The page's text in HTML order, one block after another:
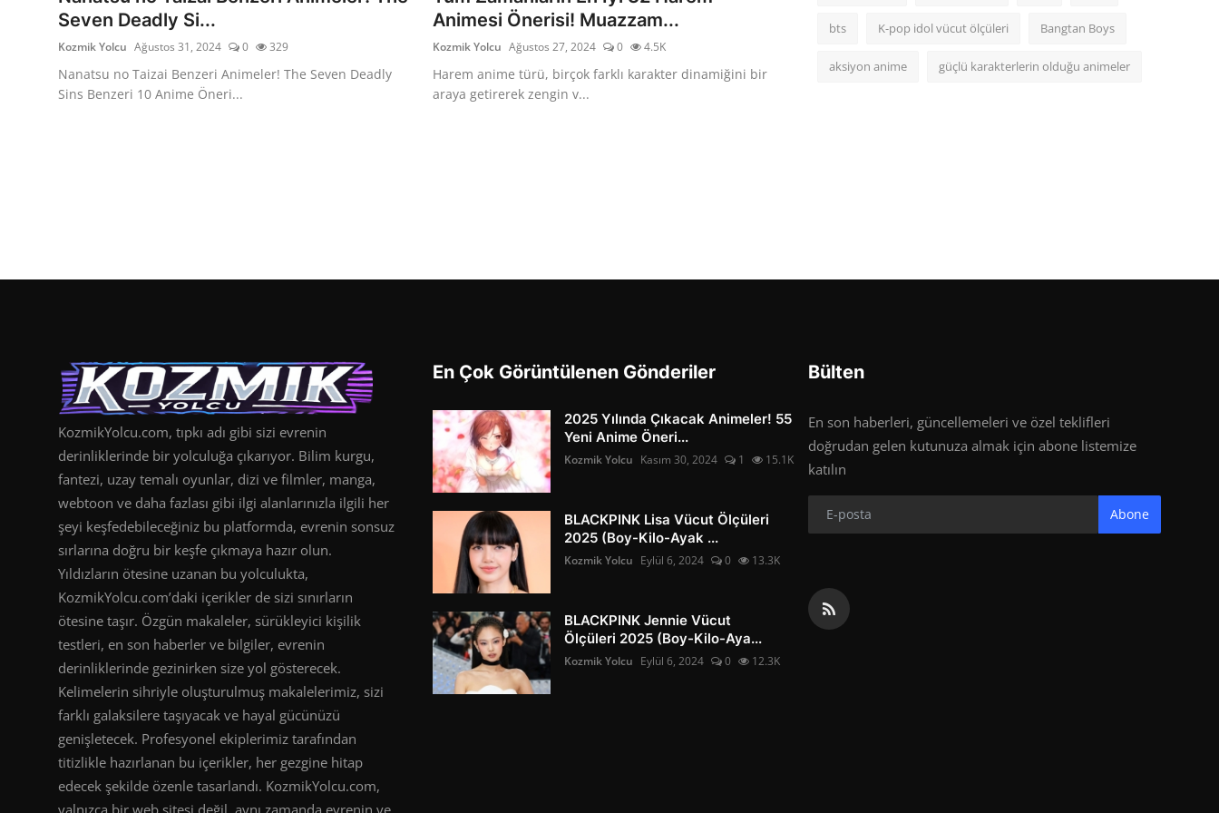
Seven Deadly Si...
Kozmik Yolcu Ağustos 31, 2024 0 329
Nanatsu no Taizai Benzeri Animeler! The Seven Deadly
Sins Benzeri 10 Anime Öneri...
Animesi Önerisi! Muazzam...
Kozmik Yolcu Ağustos 27, 2024 0 4.5K
Harem anime türü, birçok farklı karakter dinamiğini bir
araya getirerek zengin v...
bts K-pop idol vücut ölçüleri Bangtan Boys
aksiyon anime güçlü karakterlerin olduğu animeler
KozmikYolcu.com, tıpkı adı gibi sizi evrenin
derinliklerinde bir yolculuğa çıkarıyor. Bilim kurgu,
fantezi, uzay temalı oyunlar, dizi ve filmler, manga,
webtoon ve daha fazlası gibi ilgi alanlarınızla ilgili her
şeyi keşfedebileceğiniz bu platformda, evrenin sonsuz
sırlarına doğru bir keşfe çıkmaya hazır olun.
Yıldızların ötesine uzanan bu yolculukta,
KozmikYolcu.com’daki içerikler de sizi sınırların
ötesine taşır. Özgün makaleler, sürükleyici kişilik
testleri, en son haberler ve bilgiler, evrenin
derinliklerinde gezinirken size yol gösterecek.
Kelimelerin sihriyle oluşturulmuş makalelerimiz, sizi
farklı galaksilere taşıyacak ve hayal gücünüzü
genişletecek. Profesyonel ekiplerimiz tarafından
titizlikle hazırlanan bu içerikler, her gezgine hitap
edecek şekilde özenle tasarlandı. KozmikYolcu.com,
yalnızca bir web sitesi değil, aynı zamanda evrenin ve
En Çok Görüntülenen Gönderiler
2025 Yılında Çıkacak Animeler! 55
Yeni Anime Öneri...
Kozmik Yolcu Kasım 30, 2024 1 15.1K
BLACKPINK Lisa Vücut Ölçüleri
2025 (Boy-Kilo-Ayak ...
Kozmik Yolcu Eylül 6, 2024 0 13.3K
BLACKPINK Jennie Vücut
Ölçüleri 2025 (Boy-Kilo-Aya...
Kozmik Yolcu Eylül 6, 2024 0 12.3K
Bülten
En son haberleri, güncellemeleri ve özel teklifleri
doğrudan gelen kutunuza almak için abone listemize
katılın
Abone